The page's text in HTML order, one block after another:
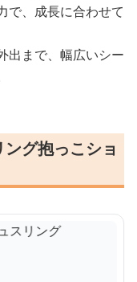
で、成長に合わせて
出まで、幅広いシー
グ抱っこショ